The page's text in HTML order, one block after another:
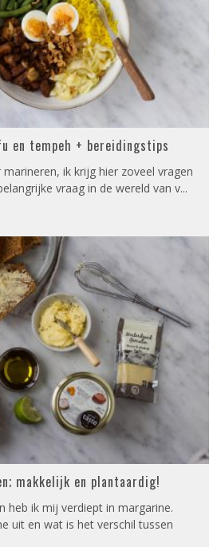
en tempeh + bereidingstips
ik krijg hier zoveel vragen
vraag in de wereld van v...
makkelijk en plantaardig!
heb ik mij verdiept in margarine.
uit en wat is het verschil tussen